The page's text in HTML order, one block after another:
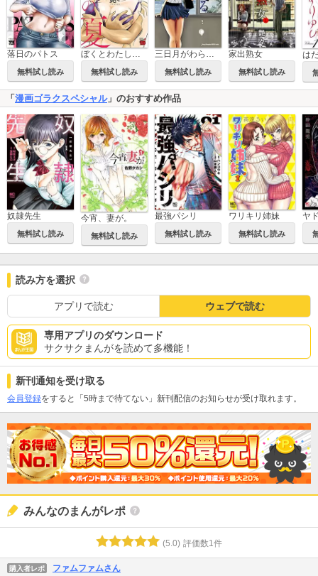
落日のパトス
無料試し読み 無料試し読み 無料試し読み
家出熟女
無料試し読み
「 漫画ゴラクスペシャル」のおすすめ作品
奴隷先生
無料試し読み
今宵、妻が。
無料試し読み
最強パシリ
無料試し読み
ワリキリ姉妹
無料試し読み
ヤ
読み方を選択
アプリで読む ウェブで読む
専用アプリのダウンロード
サクサクまんがを読めて多機能！
新刊通知を受け取る
会員登録をすると「5時まで待てない」新刊配信のお知らせが受け取れます。
みんなのまんがレポ
(5.0) 評価数1件
購入者レポ ファムファムさん